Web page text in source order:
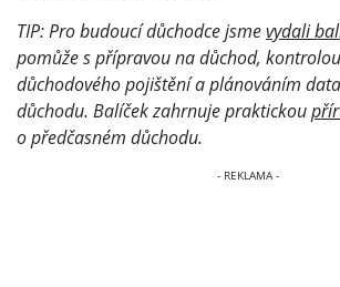
TIP: Pro budoucí důchodce jsmevydali
pomůže s přípravou na důchod,
důchodového pojištění a plánováním
důchodu. Balíček zahrnuje praktickou
o předčasném důchodu.